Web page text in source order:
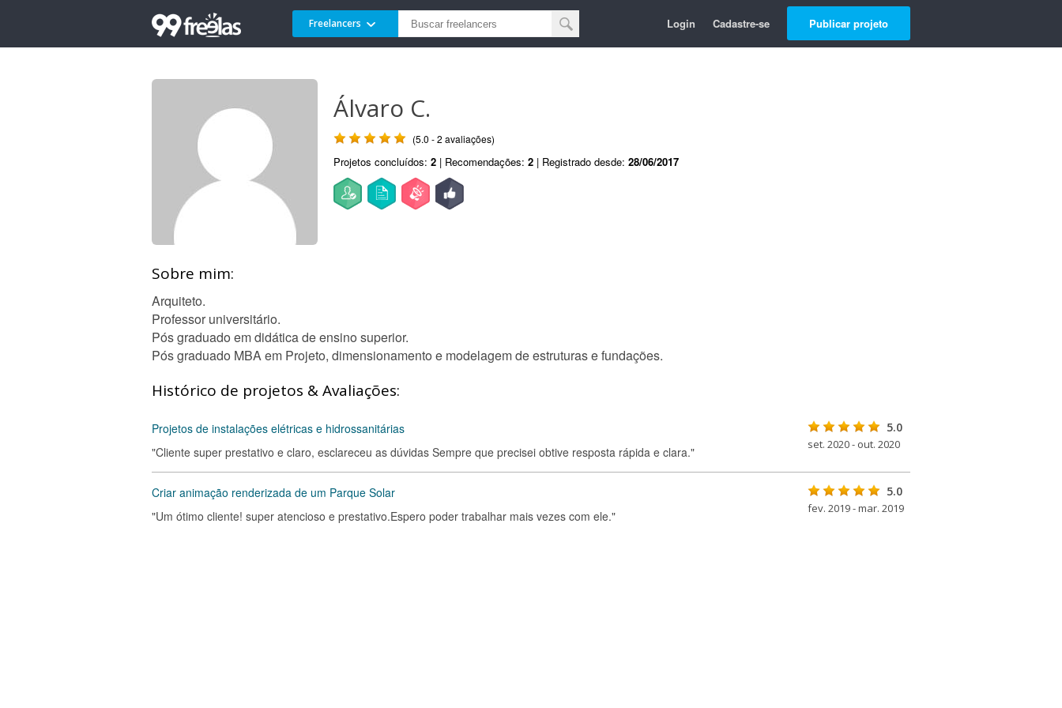
Freelancers Login Cadastre-se Publicar projeto
Álvaro C.
(5.0 - 2 avaliações)
Projetos concluídos: 2 | Recomendações: 2 | Registrado desde: 28/06/2017
Sobre mim:
Arquiteto.
Professor universitário.
Pós graduado em didática de ensino superior.
Pós graduado MBA em Projeto, dimensionamento e modelagem de estruturas e fundações.
Histórico de projetos & Avaliações:
Projetos de instalações elétricas e hidrossanitárias
"Cliente super prestativo e claro, esclareceu as dúvidas Sempre que precisei obtive resposta rápida e clara."
5.0
set. 2020 - out. 2020
Criar animação renderizada de um Parque Solar
"Um ótimo cliente! super atencioso e prestativo.Espero poder trabalhar mais vezes com ele."
5.0
fev. 2019 - mar. 2019